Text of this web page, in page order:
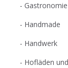
Gastronomie
Handmade
Handwerk
Hofläden